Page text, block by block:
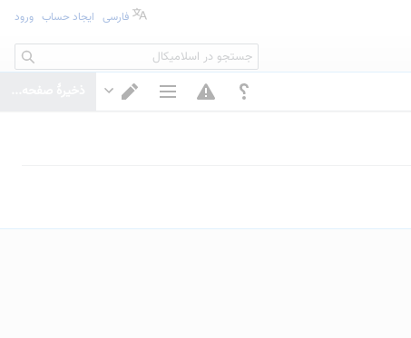
فارسی ایجاد حساب ورود
جستجو